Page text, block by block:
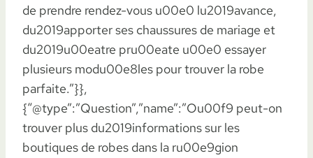
de prendre rendez-vous u00e0 lu2019avance,
du2019apporter ses chaussures de mariage et
du2019u00eatre pru00eate u00e0 essayer
plusieurs modu00e8les pour trouver la robe
parfaite.”}},
{“@type”:”Question”,”name”:”Ou00f9 peut-on
trouver plus du2019informations sur les
boutiques de robes dans la ru00e9gion